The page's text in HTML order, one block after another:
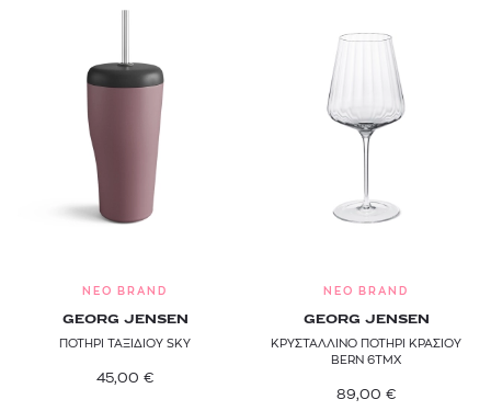
NEO BRAND
GEORG JENSEN
ΠΟΤΗΡΙ ΤΑΞΙΔΙΟΥ SKY
45,00 €
NEO BRAND
GEORG JENSEN
ΚΡΥΣΤΑΛΛΙΝΟ ΠΟΤΗΡΙ ΚΡΑΣΙΟΥ
BERN 6ΤΜΧ
89,00 €